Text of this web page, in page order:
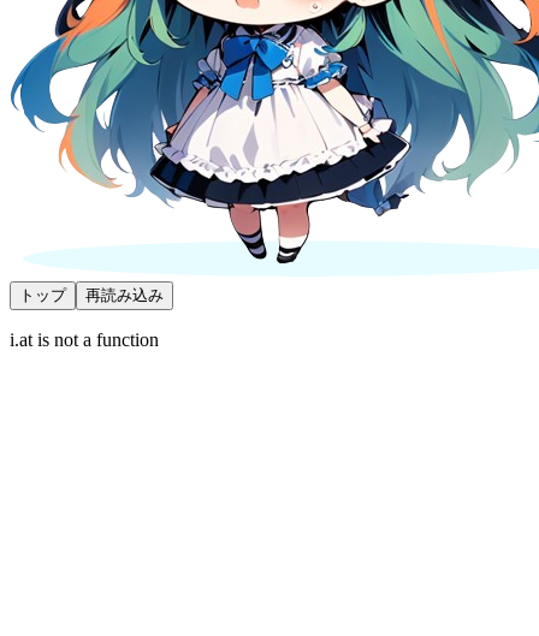
トップ 再読み込み
i.at is not a function